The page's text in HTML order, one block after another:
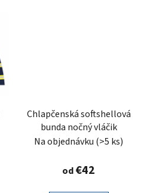
Chlapčenská softshellová
bunda nočný vláčik
Na objednávku (>5 ks)
od€42